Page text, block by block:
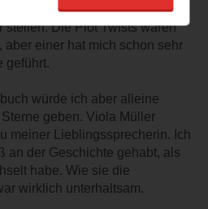
sie sich der Vielzahl
stellen. Die Plot Twists waren
aber einer hat mich schon sehr
geführt.
würde ich aber alleine
geben. Viola Müller
meiner Lieblingssprecherin. Ich
an der Geschichte gehabt, als
habe. Wie sie die
wirklich unterhaltsam.